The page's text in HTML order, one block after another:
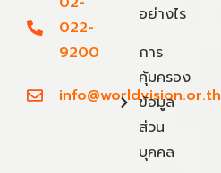
022-
9200
info@worldvision.or.th
อย่างไร
การ
คุ้มครอง
ข้อมูล
ส่วน
บุคคล